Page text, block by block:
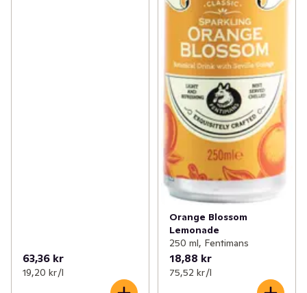
63,36 kr
19,20 kr /l
Orange Blossom
Lemonade
250 ml, Fentimans
18,88 kr
75,52 kr /l